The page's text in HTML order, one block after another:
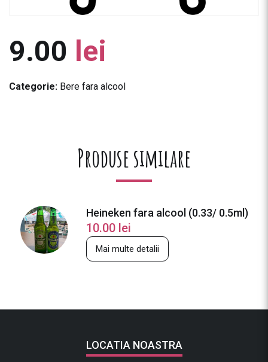
9.00 lei
Categorie: Bere fara alcool
Produse similare
Heineken fara alcool (0.33/ 0.5ml)
10.00 lei
Mai multe detalii
LOCATIA NOASTRA